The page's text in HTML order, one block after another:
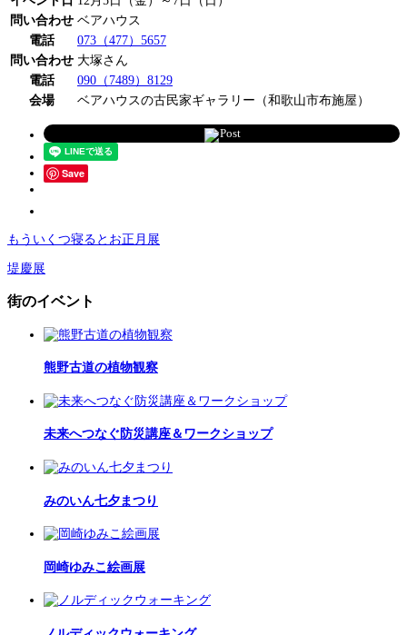
問い合わせ ベアハウス
電話
073（477）5657
問い合わせ 大塚さん
電話
090（7489）8129
会場
ベアハウスの古民家ギャラリー（和歌山市布施屋）
Post
Save
もういくつ寝るとお正月展
堤慶展
街のイベント
熊野古道の植物観察
未来へつなぐ防災講座＆ワークショップ
みのいん七夕まつり
岡崎ゆみこ絵画展